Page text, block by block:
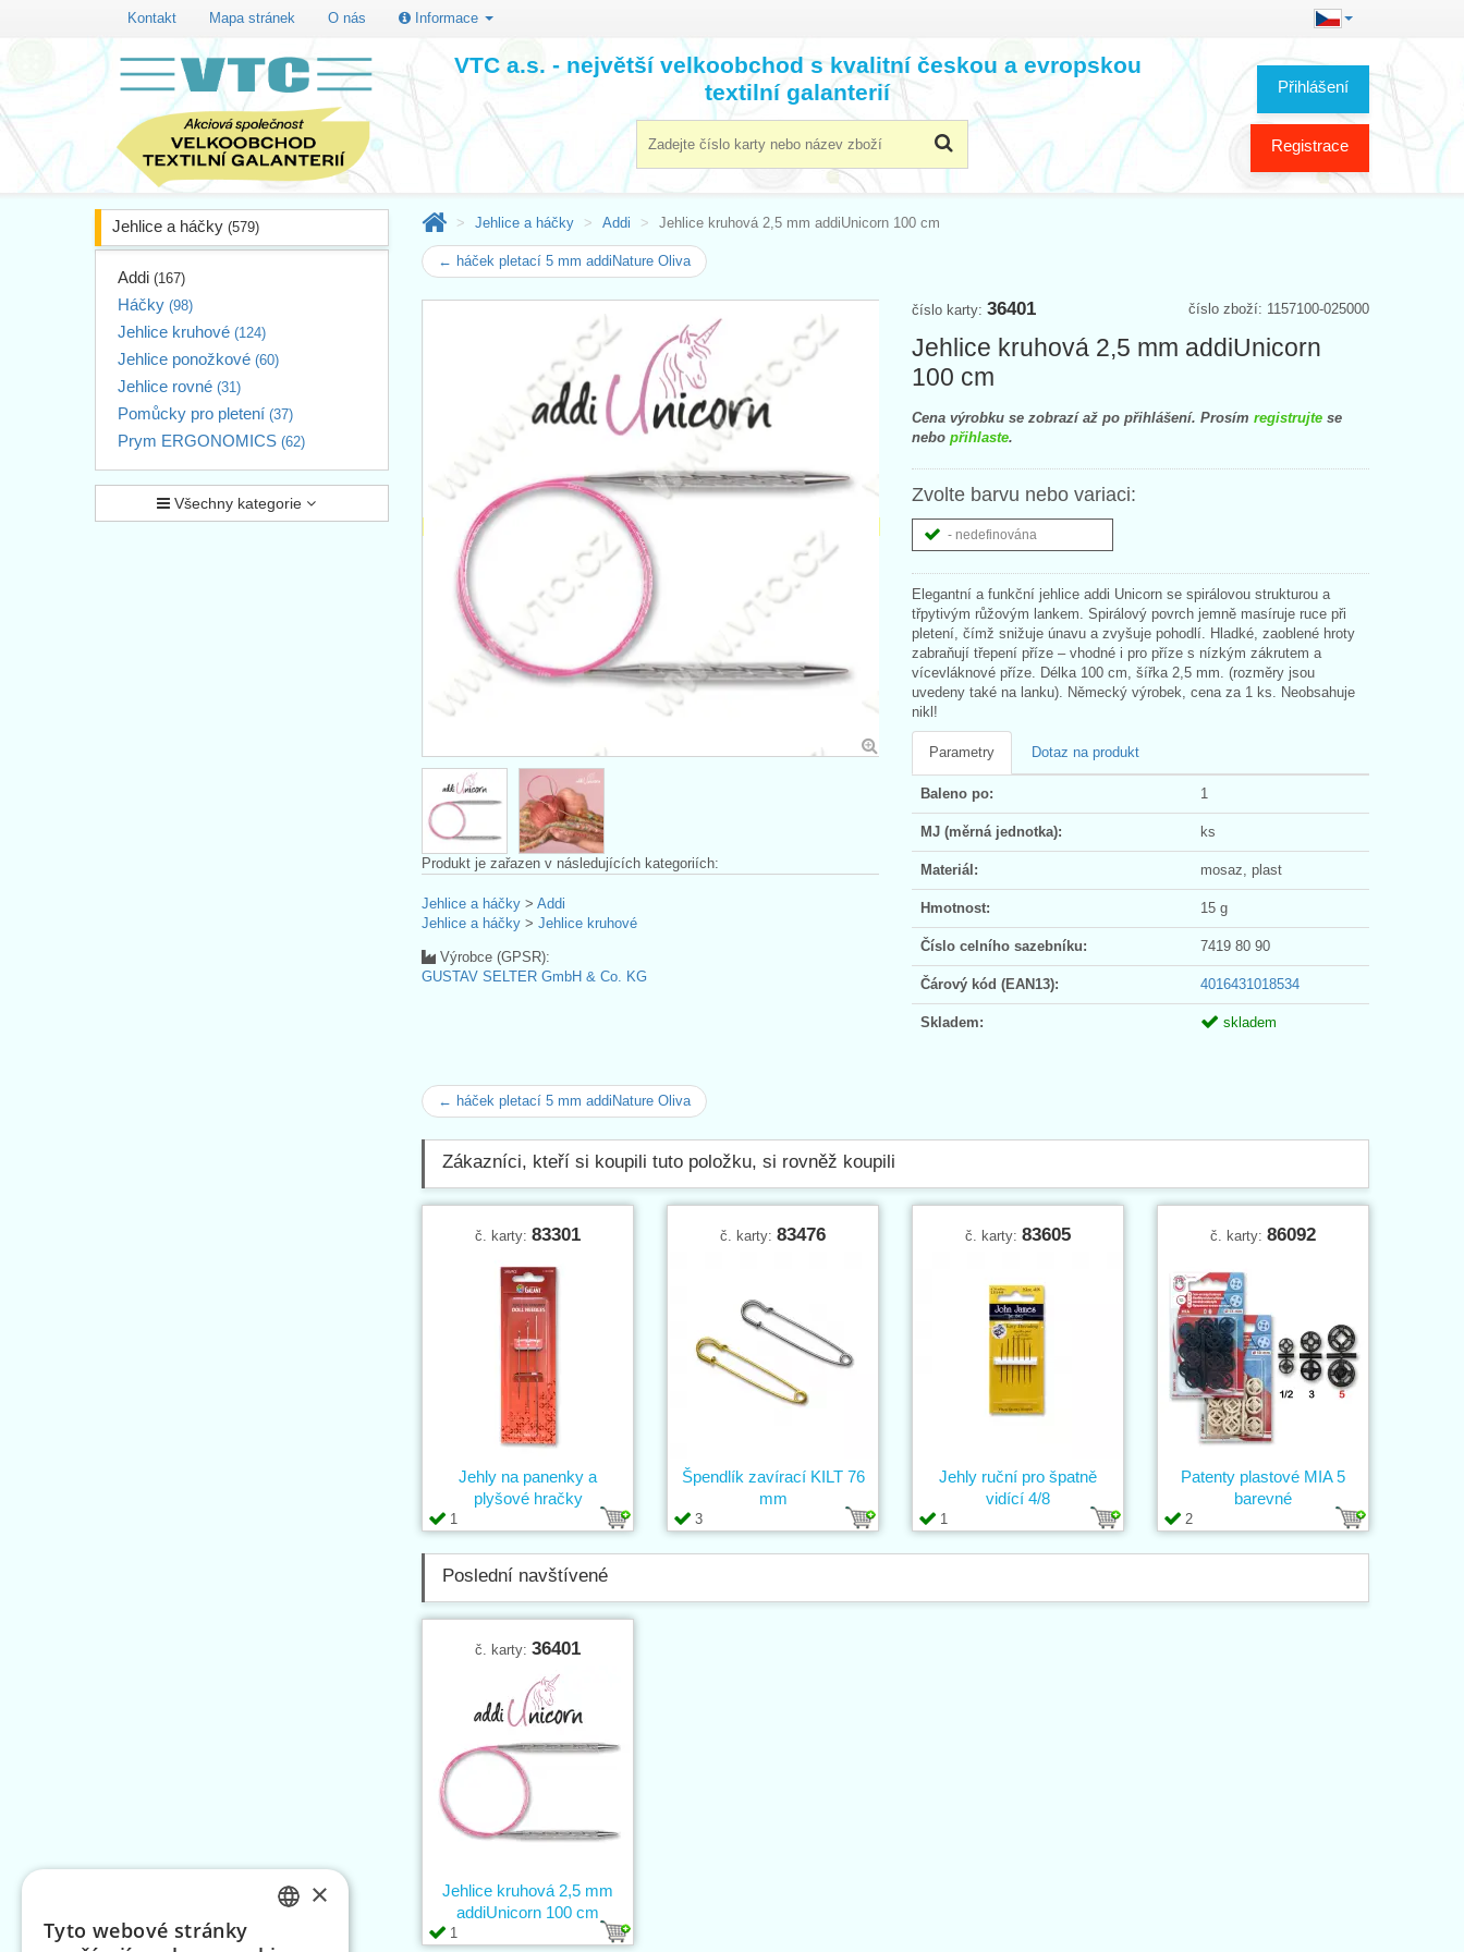
Kontakt Mapa stránek O nás Informace
Přihlášení
Registrace
VTC a.s. - největší velkoobchod s kvalitní českou a evropskou
textilní galanterií
Jehlice a háčky (579)
Addi (167)
Háčky (98)
Jehlice kruhové (124)
Jehlice ponožkové (60)
Jehlice rovné (31)
Pomůcky pro pletení (37)
Prym ERGONOMICS (62)
Všechny kategorie
Jehlice a háčky Addi Jehlice kruhová 2,5 mm addiUnicorn 100 cm
← háček pletací 5 mm addiNature Oliva
číslo zboží: 1157100-025000
číslo karty: 36401
Jehlice kruhová 2,5 mm addiUnicorn
100 cm
Cena výrobku se zobrazí až po přihlášení. Prosím registrujte se
nebo přihlaste.
Zvolte barvu nebo variaci:
- nedefinována
Elegantní a funkční jehlice addi Unicorn se spirálovou strukturou a
třpytivým růžovým lankem. Spirálový povrch jemně masíruje ruce při
pletení, čímž snižuje únavu a zvyšuje pohodlí. Hladké, zaoblené hroty
zabraňují třepení příze – vhodné i pro příze s nízkým zákrutem a
vícevláknové příze. Délka 100 cm, šířka 2,5 mm. (rozměry jsou
uvedeny také na lanku). Německý výrobek, cena za 1 ks. Neobsahuje
nikl!
Parametry Dotaz na produkt
Baleno po: 1
MJ (měrná jednotka): ks
Materiál: mosaz, plast
Hmotnost: 15 g
Číslo celního sazebníku: 7419 80 90
Čárový kód (EAN13): 4016431018534
Skladem: skladem
Produkt je zařazen v následujících kategoriích:
Jehlice a háčky > Addi
Jehlice a háčky > Jehlice kruhové
Výrobce (GPSR):
GUSTAV SELTER GmbH & Co. KG
← háček pletací 5 mm addiNature Oliva
Zákazníci, kteří si koupili tuto položku, si rovněž koupili
č. karty: 83301
1
Jehly na panenky a
plyšové hračky
č. karty: 83476
3
Špendlík zavírací KILT 76
mm
č. karty: 83605
1
Jehly ruční pro špatně
vidící 4/8
č. karty: 86092
2
Patenty plastové MIA 5
barevné
Poslední navštívené
č. karty: 36401
1
Jehlice kruhová 2,5 mm
addiUnicorn 100 cm
×
Tyto webové stránky